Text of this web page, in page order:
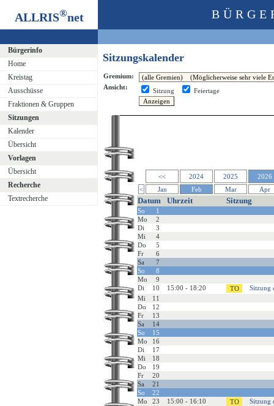
ALLRIS®net
Bürgerinfo
Home
Kreistag
Ausschüsse
Fraktionen & Gruppen
Sitzungen
Kalender
Übersicht
Vorlagen
Übersicht
Recherche
Textrecherche
Sitzungskalender
Gremium:
Ansicht:
Sitzung Feiertage
<< 2024 2025
2026
<
Jan Feb Mar Apr
Datum Uhrzeit Sitzung
So
1
Mo
2
Di
3
Mi
4
Do
5
Fr
6
Sa
7
So
8
Mo
9
Di
10 15:00 - 18:20
Sitzung
Mi
11
Do
12
Fr
13
Sa
14
So
15
Mo
16
Di
17
Mi
18
Do
19
Fr
20
Sa
21
So
22
Mo
23 15:00 - 16:10
Sitzung